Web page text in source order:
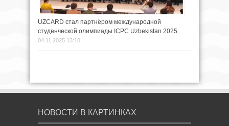
UZCARD стал партнёром международной
студенческой олимпиады ICPC Uzbekistan 2025
04.11.2025 13:10
НОВОСТИ В КАРТИНКАХ